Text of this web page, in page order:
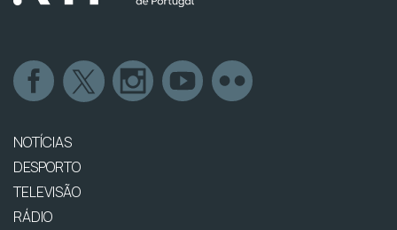
NOTÍCIAS
DESPORTO
TELEVISÃO
RÁDIO